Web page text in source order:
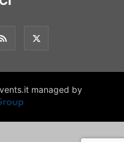
managed by